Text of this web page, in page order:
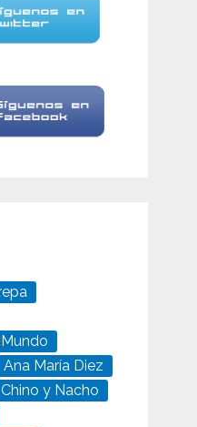
Ana María Diez
Chino y Nacho